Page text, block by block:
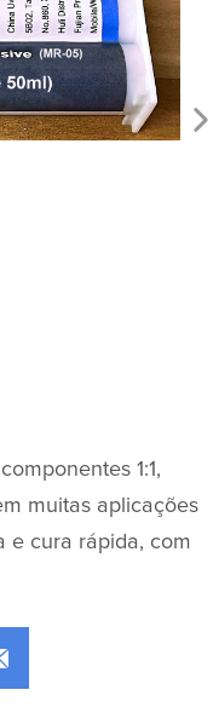
1:1,
muitas aplicações
e cura rápida, com